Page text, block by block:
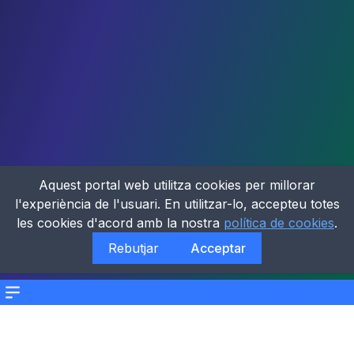
Menu
Aquest portal web utilitza cookies per millorar
l'experiència de l'usuari. En utilitzar-lo, accepteu totes
les cookies d'acord amb la nostra política de cookies.
Rebutjar
Acceptar